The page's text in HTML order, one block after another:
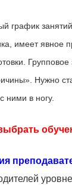
график
имеет явное
Нужно
ними в ногу.